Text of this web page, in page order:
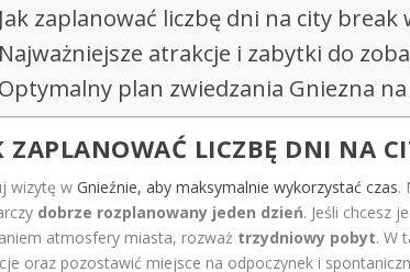
Jak zaplanować liczbę dni na city break
Najważniejsze atrakcje i zabytki do
Optymalny plan zwiedzania Gniezna
ZAPLANOWAĆ LICZBĘ DNI NA
wizytę wGnieźnie, aby maksymalnie wykorzystać czas.
dobrze rozplanowany jeden dzień. Jeśli chcesz
atmosfery miasta, rozważ trzydniowy pobyt. W
oraz pozostawić miejsce na odpoczynek i